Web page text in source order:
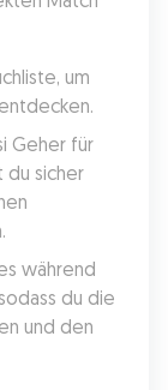
um
Geher für
du sicher
während
du die
und den